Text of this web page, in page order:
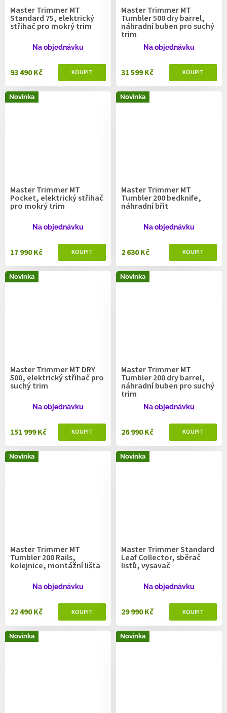
Master Trimmer MT
Standard 75, elektrický
střihač pro mokrý trim
Na objednávku
93 490 Kč
Master Trimmer MT
Tumbler 500 dry barrel,
náhradní buben pro suchý
trim
Na objednávku
31 599 Kč
Novinka
Master Trimmer MT
Pocket, elektrický střihač
pro mokrý trim
Na objednávku
17 990 Kč
Novinka
Master Trimmer MT
Tumbler 200 bedknife,
náhradní břit
Na objednávku
2 630 Kč
Novinka
Master Trimmer MT DRY
500, elektrický střihač pro
suchý trim
Na objednávku
151 999 Kč
Novinka
Master Trimmer MT
Tumbler 200 dry barrel,
náhradní buben pro suchý
trim
Na objednávku
26 990 Kč
Novinka
Master Trimmer MT
Tumbler 200 Rails,
kolejnice, montážní lišta
Na objednávku
22 490 Kč
Novinka
Master Trimmer Standard
Leaf Collector, sběrač
listů, vysavač
Na objednávku
29 990 Kč
Novinka Novinka